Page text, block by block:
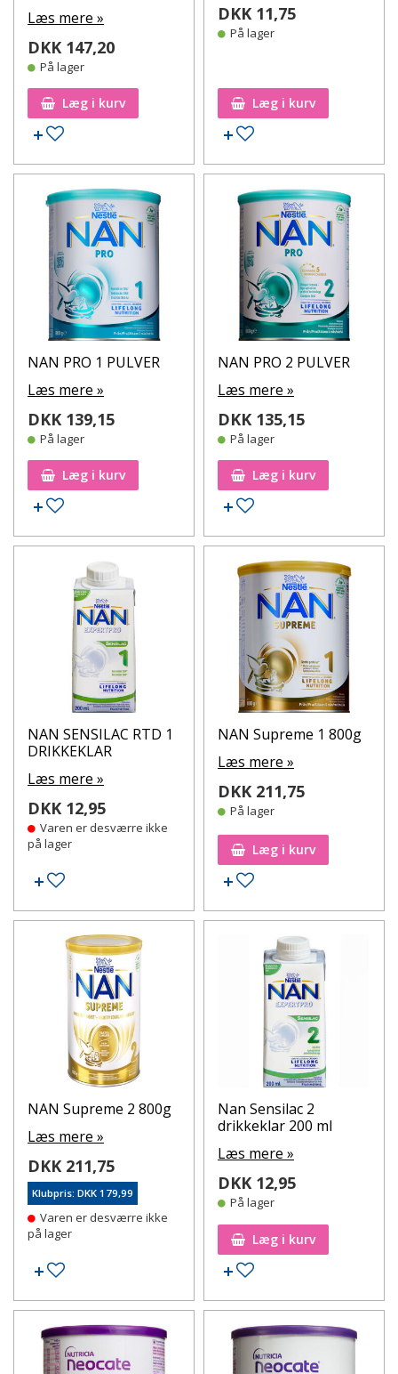
Læs mere »
DKK 147,20
På lager
Læg i kurv
Tilføj til ønskeseddel
DKK 11,75
På lager
Læg i kurv
Tilføj til ønskeseddel
NAN PRO 1 PULVER
Læs mere »
DKK 139,15
På lager
Læg i kurv
Tilføj til ønskeseddel
NAN PRO 2 PULVER
Læs mere »
DKK 135,15
På lager
Læg i kurv
Tilføj til ønskeseddel
NAN SENSILAC RTD 1
DRIKKEKLAR
Læs mere »
DKK 12,95
Varen er desværre ikke
på lager
Tilføj til ønskeseddel
NAN Supreme 1 800g
Læs mere »
DKK 211,75
På lager
Læg i kurv
Tilføj til ønskeseddel
NAN Supreme 2 800g
Læs mere »
DKK 211,75
Klubpris: DKK 179,99
Varen er desværre ikke
på lager
Tilføj til ønskeseddel
Nan Sensilac 2
drikkeklar 200 ml
Læs mere »
DKK 12,95
På lager
Læg i kurv
Tilføj til ønskeseddel